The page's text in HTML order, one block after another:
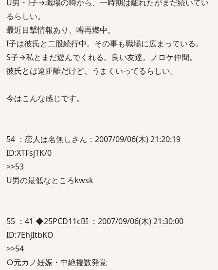
U男・I子→職場の噂から、一時期は離れたがまだ続いてい
るらしい。
最近目撃情報あり、噂再燃中。
I子は彼氏と二股続行中。その事も職場に広まっている。
S子→私とまだ遊んでくれる。良い友達。ノロケ仲間。
彼氏とは遠距離だけど、うまくいってるらしい。
今はこんな感じです。
54 ：恋人は名無しさん：2007/09/06(木) 21:20:19
ID:XTFsjTK/0
>>53
U男の最低なところkwsk
55 ：41 ◆25PCD11cBI ：2007/09/06(木) 21:30:00
ID:7EhjItbKO
>>54
○元カノ妊娠・中絶複数発覚